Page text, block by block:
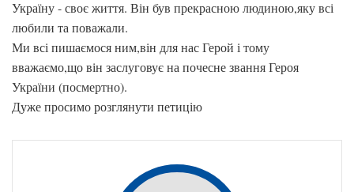
Україну - своє життя. Він був прекрасною людиною,яку всі
любили та поважали.
Ми всі пишаємося ним,він для нас Герой і тому
вважаємо,що він заслуговує на почесне звання Героя
України (посмертно).
Дуже просимо розглянути петицію